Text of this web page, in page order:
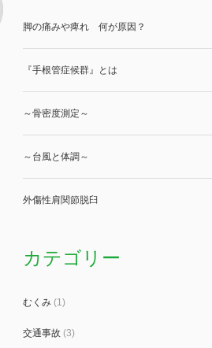
脚の痛みや痺れ 何が原因？
『手根管症候群』とは
～骨密度測定～
～台風と体調～
外傷性肩関節脱臼
カテゴリー
むくみ(1)
交通事故(3)